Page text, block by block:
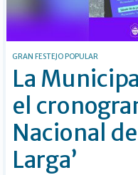
GRAN FESTEJO POPULAR
La
el
Nacional
Larga’